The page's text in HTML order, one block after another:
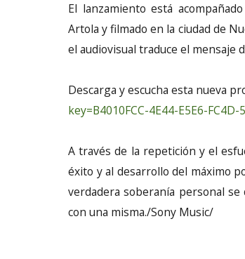
El lanzamiento está
Artola y filmado en la ciudad de
el audiovisual traduce el mensaje
Descarga y escucha esta nueva
key=B4010FCC-4E44-E5E6-FC4D-
A través de la repetición y el
éxito y al desarrollo del máximo
verdadera soberanía personal
con una misma./Sony Music/